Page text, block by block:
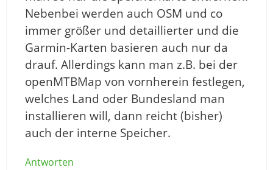
Nebenbei werden auch OSM und co
immer größer und detaillierter und die
Garmin-Karten basieren auch nur da
drauf. Allerdings kann man z.B. bei der
openMTBMap von vornherein festlegen,
welches Land oder Bundesland man
installieren will, dann reicht (bisher)
auch der interne Speicher.
Antworten